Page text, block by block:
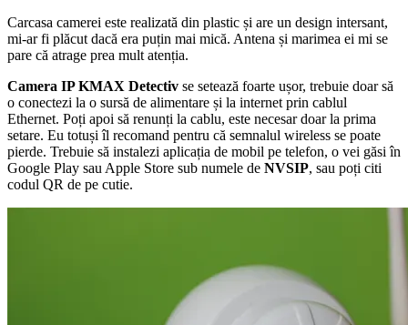
Carcasa camerei este realizată din plastic și are un design intersant,
mi-ar fi plăcut dacă era puțin mai mică. Antena și marimea ei mi se
pare că atrage prea mult atenția.
Camera IP KMAX Detectiv se setează foarte ușor, trebuie doar să
o conectezi la o sursă de alimentare și la internet prin cablul
Ethernet. Poți apoi să renunți la cablu, este necesar doar la prima
setare. Eu totuși îl recomand pentru că semnalul wireless se poate
pierde. Trebuie să instalezi aplicația de mobil pe telefon, o vei găsi în
Google Play sau Apple Store sub numele de NVSIP, sau poți citi
codul QR de pe cutie.